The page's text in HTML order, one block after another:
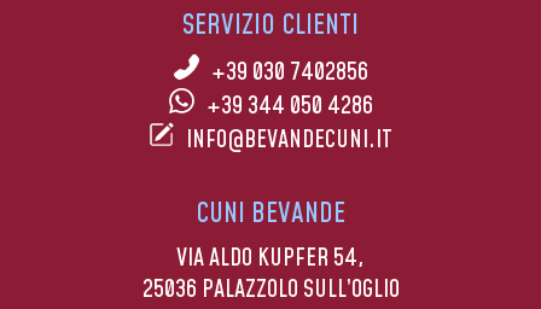
SERVIZIO CLIENTI
+39 030 7402856
+39 344 050 4286
INFO@BEVANDECUNI.IT
CUNI BEVANDE
VIA ALDO KUPFER 54,
25036 PALAZZOLO SULL’OGLIO